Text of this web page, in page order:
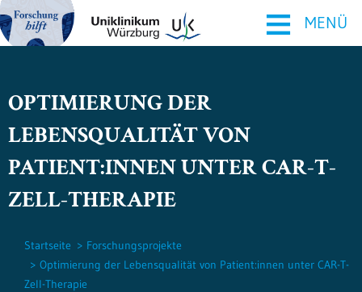
≡ MENÜ
OPTIMIERUNG DER
LEBENSQUALITÄT VON
PATIENT:INNEN UNTER CAR-T-
ZELL-THERAPIE
Startseite
Forschungsprojekte
Optimierung der Lebensqualität von Patient:innen unter CAR-T-
Zell-Therapie